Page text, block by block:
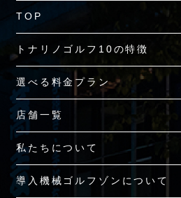
TOP
トナリノゴルフ10の特徴
選べる料金プラン
店舗一覧
私たちについて
導入機械ゴルフゾンについて